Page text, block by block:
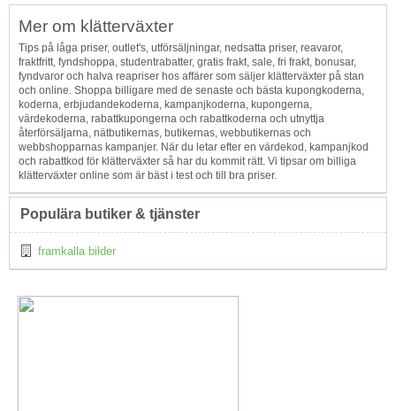
Topp
Mer om klätterväxter
Tips på låga priser, outlet's, utförsäljningar, nedsatta priser, reavaror,
fraktfritt, fyndshoppa, studentrabatter, gratis frakt, sale, fri frakt, bonusar,
fyndvaror och halva reapriser hos affärer som säljer klätterväxter på stan
och online. Shoppa billigare med de senaste och bästa kupongkoderna,
koderna, erbjudandekoderna, kampanjkoderna, kupongerna,
värdekoderna, rabattkupongerna och rabattkoderna och utnyttja
återförsäljarna, nätbutikernas, butikernas, webbutikernas och
webbshopparnas kampanjer. När du letar efter en värdekod, kampanjkod
och rabattkod för klätterväxter så har du kommit rätt. Vi tipsar om billiga
klätterväxter online som är bäst i test och till bra priser.
Populära butiker & tjänster
framkalla bilder